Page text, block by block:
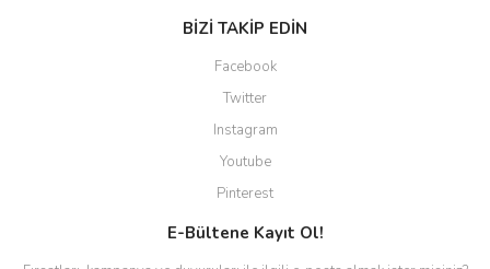
BİZİ TAKİP EDİN
Facebook
Twitter
Instagram
Youtube
Pinterest
E-Bültene Kayıt Ol!